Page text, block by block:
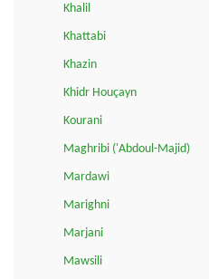
Khalil
Khattabi
Khazin
Khidr Houçayn
Kourani
Maghribi ('Abdoul-Majid)
Mardawi
Marighni
Marjani
Mawsili